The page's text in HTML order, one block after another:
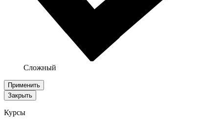
Сложный
Применить
Закрыть
Курсы